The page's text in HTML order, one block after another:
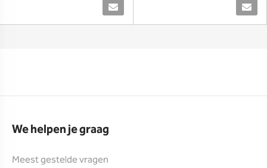
We helpen je graag
Meest gestelde vragen